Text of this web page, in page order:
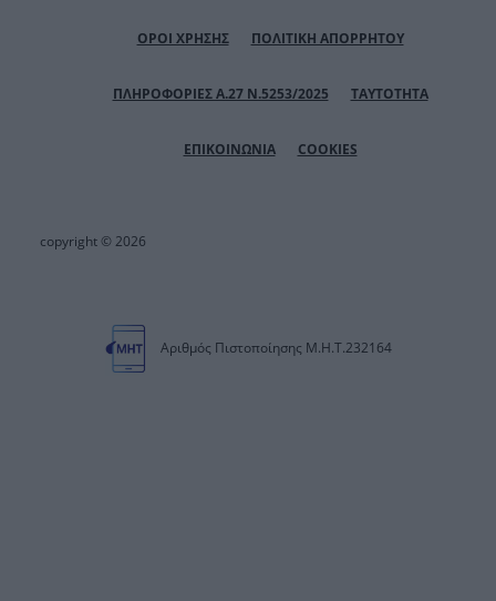
ΟΡΟΙ ΧΡΗΣΗΣ ΠΟΛΙΤΙΚΗ ΑΠΟΡΡΗΤΟΥ
ΠΛΗΡΟΦΟΡΙΕΣ Α.27 Ν.5253/2025 ΤΑΥΤΟΤΗΤΑ
ΕΠΙΚΟΙΝΩΝΙΑ COOKIES
copyright © 2026
Αριθμός Πιστοποίησης Μ.Η.Τ.232164